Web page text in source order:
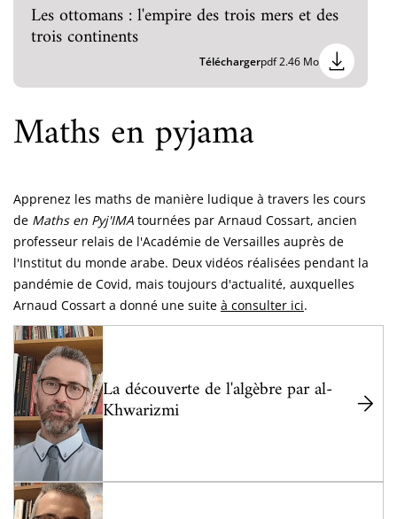
Les ottomans : l'empire des trois mers et des
trois continents
Téléchargerpdf 2.46 Mo
Maths en pyjama
Apprenez les maths de manière ludique à travers les cours
de Maths en Pyj'IMA tournées par Arnaud Cossart, ancien
professeur relais de l'Académie de Versailles auprès de
l'Institut du monde arabe. Deux vidéos réalisées pendant la
pandémie de Covid, mais toujours d'actualité, auxquelles
Arnaud Cossart a donné une suite à consulter ici.
La découverte de l'algèbre par al-
Khwarizmi